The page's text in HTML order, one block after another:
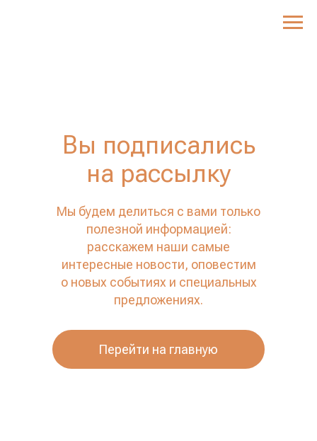
Вы подписались
на рассылку
Мы будем делиться с вами только
полезной информацией:
расскажем наши самые
интересные новости, оповестим
о новых событиях и специальных
предложениях.
Перейти на главную